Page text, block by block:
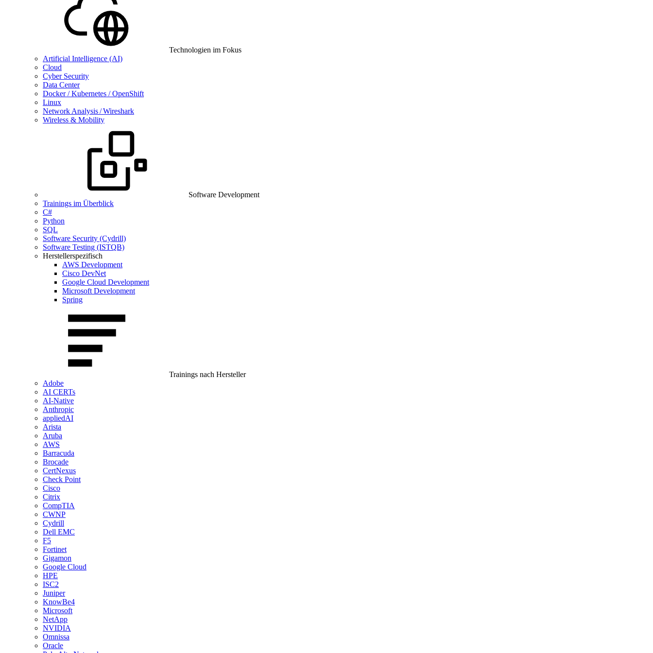
Technologien im Fokus
Artificial Intelligence (AI)
Cloud
Cyber Security
Data Center
Docker / Kubernetes / OpenShift
Linux
Network Analysis / Wireshark
Wireless & Mobility
Software Development
Trainings im Überblick
C#
Python
SQL
Software Security (Cydrill)
Software Testing (ISTQB)
Herstellerspezifisch
AWS Development
Cisco DevNet
Google Cloud Development
Microsoft Development
Spring
Trainings nach Hersteller
Adobe
AI CERTs
AI-Native
Anthropic
appliedAI
Arista
Aruba
AWS
Barracuda
Brocade
CertNexus
Check Point
Cisco
Citrix
CompTIA
CWNP
Cydrill
Dell EMC
F5
Fortinet
Gigamon
Google Cloud
HPE
ISC2
Juniper
KnowBe4
Microsoft
NetApp
NVIDIA
Omnissa
Oracle